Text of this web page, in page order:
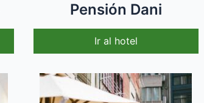
Pensión Dani
Ir al hotel